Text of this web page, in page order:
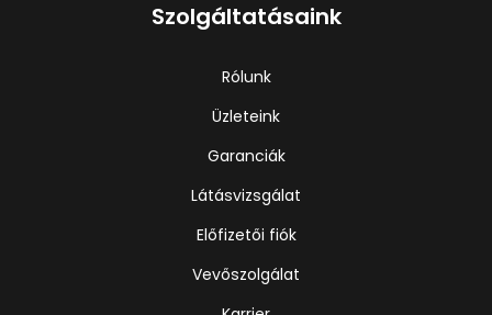
Szolgáltatásaink
Rólunk
Üzleteink
Garanciák
Látásvizsgálat
Előfizetői fiók
Vevőszolgálat